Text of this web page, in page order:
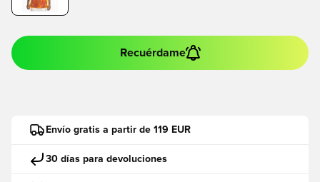
Recuérdame
Envío gratis a partir de 119 EUR
30 días para devoluciones